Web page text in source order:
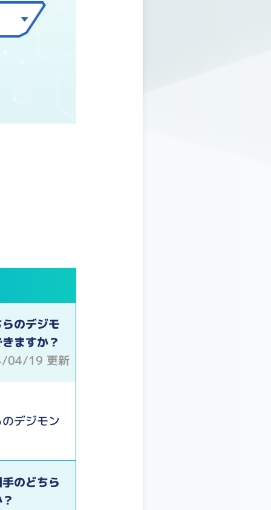
のデジモ
ますか？
04/19 更新
デジモン
のどちら